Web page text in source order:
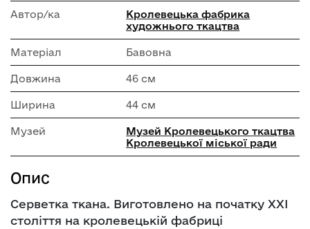
Автор/ка
Кролевецька фабрика
художнього ткацтва
Матеріал Бавовна
Довжина 46 см
Ширина 44 см
Музей
Музей Кролевецького ткацтва
Кролевецької міської ради
Опис
Серветка ткана. Виготовлено на початку ХХІ
століття на кролевецькій фабриці